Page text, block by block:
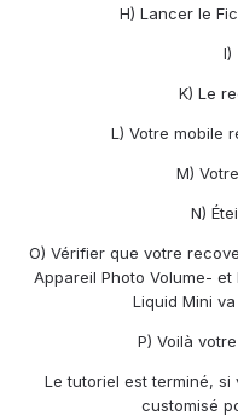
H) Lancer le
I)
K) Le
L) Votre mobile
M)
N)
O) Vérifier que votre
Appareil Photo Volume-
Liquid Mini
P) Voilà
Le tutoriel est terminé,
customisé